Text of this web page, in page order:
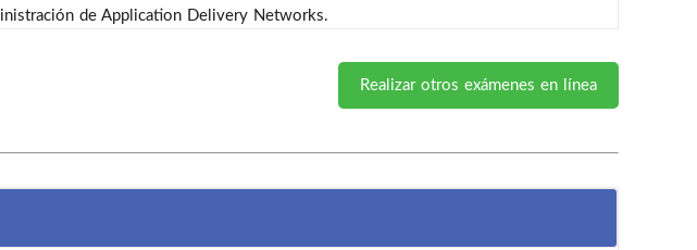
de Application Delivery Networks.
Realizar otros exámenes en línea